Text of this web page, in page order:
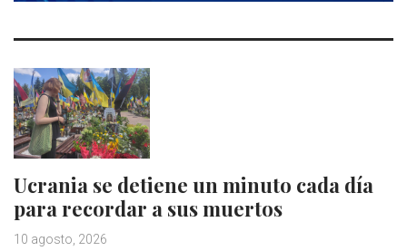
Ucrania se detiene un minuto cada día
para recordar a sus muertos
10 agosto, 2026